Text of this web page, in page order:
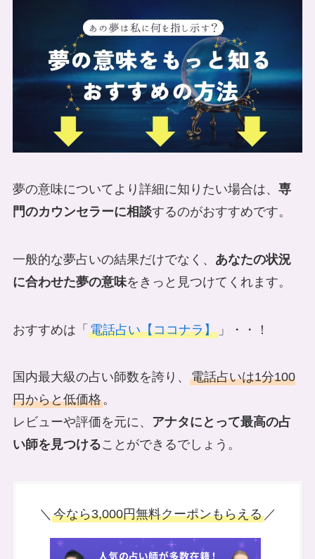
夢の意味についてより詳細に知りたい場合は、 専
門のカウンセラーに相談するのがおすすめです。
一般的な夢占いの結果だけでなく、 あなたの状況
に合わせた夢の意味をきっと見つけてくれます。
おすすめは「 電話占い【ココナラ】」・・！
国内最大級の占い師数を誇り、 電話占いは1分100
円からと低価格。
レビューや評価を元に、 アナタにとって最高の占
い師を見つけることができるでしょう。
＼ 今なら3,000円無料クーポンもらえる／